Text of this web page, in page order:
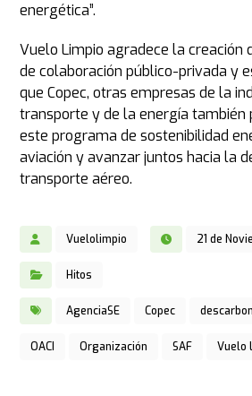
energética”.
Vuelo Limpio agradece la creación
de colaboración público-privada y
que Copec, otras empresas de la
transporte y de la energía también
este programa de sostenibilidad
aviación y avanzar juntos hacia la
transporte aéreo.
Vuelolimpio 21 de
Hitos
AgenciaSE Copec
OACI Organización SAF Vuelo